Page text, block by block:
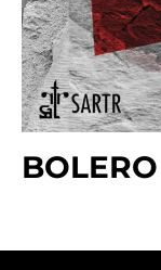
BOLERO